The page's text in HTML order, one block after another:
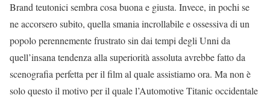
Brand teutonici sembra cosa buona e giusta. Invece, in pochi se
ne accorsero subito, quella smania incrollabile e ossessiva di un
popolo perennemente frustrato sin dai tempi degli Unni da
quell’insana tendenza alla superiorità assoluta avrebbe fatto da
scenografia perfetta per il film al quale assistiamo ora. Ma non è
solo questo il motivo per il quale l’Automotive Titanic occidentale